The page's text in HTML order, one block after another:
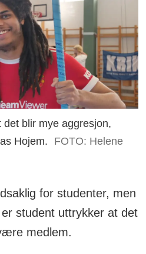
blir mye aggresjon,
Hojem.
FOTO: Helene
for studenter, men
student uttrykker at det
medlem.